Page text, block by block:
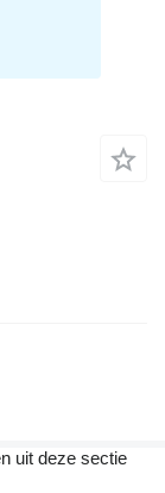
uit deze sectie